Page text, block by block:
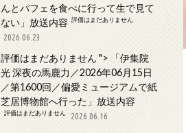
んとパフェを食べに行って生で見て
ない」放送内容 評価はまだありません
2026.06.23
評価はまだありません ">
「伊集院
光 深夜の馬鹿力／2026年06月15日
／第1600回／偏愛ミュージアムで紙
芝居博物館へ行った」放送内容
評価はまだありません 2026.06.16